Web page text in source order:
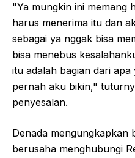
"Ya mungkin ini memang
harus menerima itu dan
sebagai ya nggak bisa
bisa menebus
itu adalah bagian dari
pernah aku bikin,"
penyesalan.
Denada mengungkapkan
berusaha menghubungi